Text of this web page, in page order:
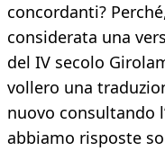
concordanti?
considerata una
del IV secolo
vollero una
nuovo consultando
abbiamo risposte